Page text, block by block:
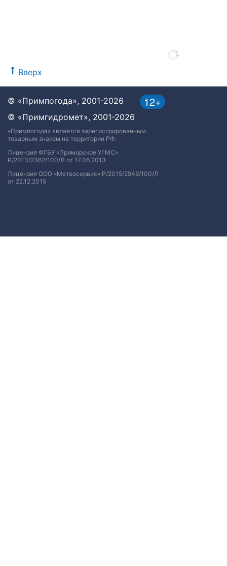
Вверх
12+
© «Примпогода», 2001-2026
© «Примгидромет», 2001-2026
«Примпогода» является зарегистрированным
товарным знаком на территории РФ.
Лицензия ФГБУ «Приморское УГМС»
Р/2013/2362/100/Л от 17.06.2013
Лицензия ООО «Метеосервис» Р/2015/2946/100/Л
от 22.12.2015